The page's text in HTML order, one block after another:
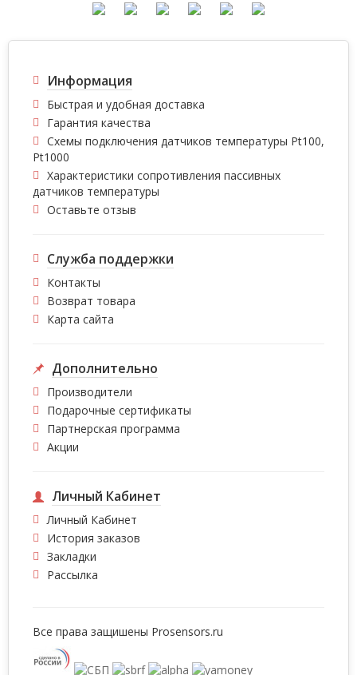
Информация
Быстрая и удобная доставка
Гарантия качества
Схемы подключения датчиков температуры Pt100,
Pt1000
Характеристики сопротивления пассивных
датчиков температуры
Оставьте отзыв
Служба поддержки
Контакты
Возврат товара
Карта сайта
Дополнительно
Производители
Подарочные сертификаты
Партнерская программа
Акции
Личный Кабинет
Личный Кабинет
История заказов
Закладки
Рассылка
Все права защишены Prosensors.ru